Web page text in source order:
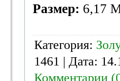
Размер: 6,17
Категория:
1461 | Дата:
Комментарии